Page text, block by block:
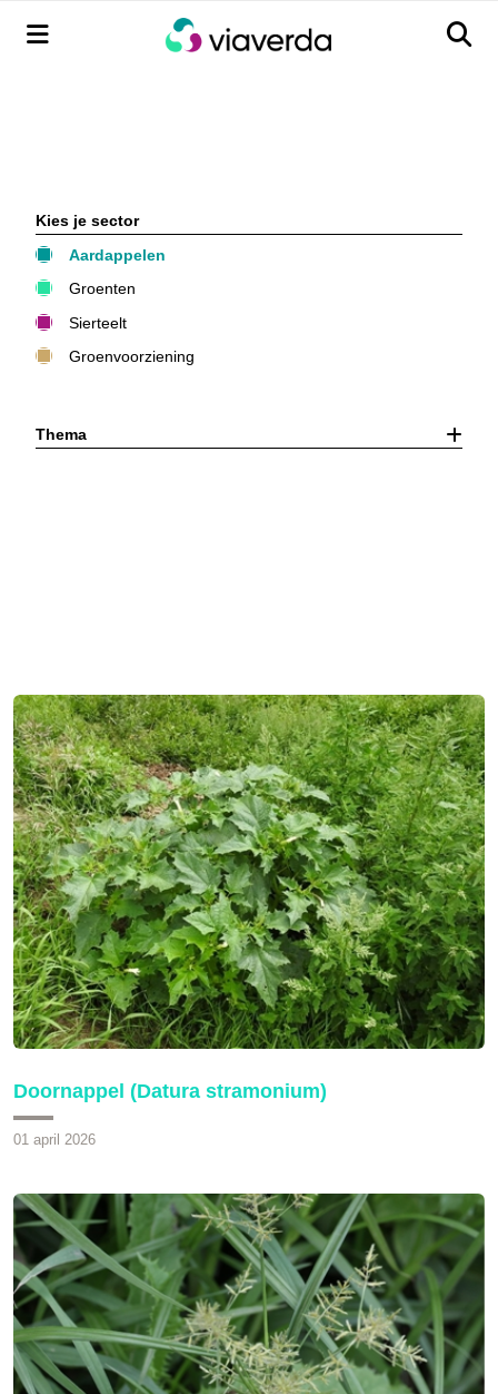
Menu Menu
Kies je sector
Aardappelen
Groenten
Sierteelt
Groenvoorziening
Thema
Doornappel (Datura stramonium)
01 april 2026